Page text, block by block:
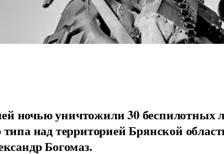
ночью уничтожили 30 беспилотных
типа над территорией Брянской
Богомаз.